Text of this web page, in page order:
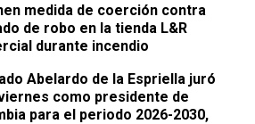
medida de coerción contra
de robo en la tienda L&R
durante incendio
Abelardo de la Espriella juró
como presidente de
para el periodo 2026-2030,